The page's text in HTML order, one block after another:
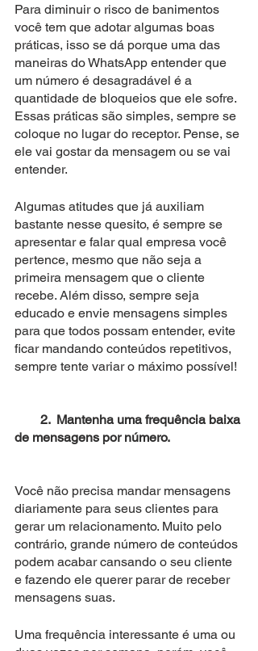
Para diminuir o risco de banimentos
você tem que adotar algumas boas
práticas, isso se dá porque uma das
maneiras do WhatsApp entender que
um número é desagradável é a
quantidade de bloqueios que ele sofre.
Essas práticas são simples, sempre se
coloque no lugar do receptor. Pense, se
ele vai gostar da mensagem ou se vai
entender.
Algumas atitudes que já auxiliam
bastante nesse quesito, é sempre se
apresentar e falar qual empresa você
pertence, mesmo que não seja a
primeira mensagem que o cliente
recebe. Além disso, sempre seja
educado e envie mensagens simples
para que todos possam entender, evite
ficar mandando conteúdos repetitivos,
sempre tente variar o máximo possível!
de mensagens por número.
Você não precisa mandar mensagens
diariamente para seus clientes para
gerar um relacionamento. Muito pelo
contrário, grande número de conteúdos
podem acabar cansando o seu cliente
e fazendo ele querer parar de receber
mensagens suas.
Uma frequência interessante é uma ou